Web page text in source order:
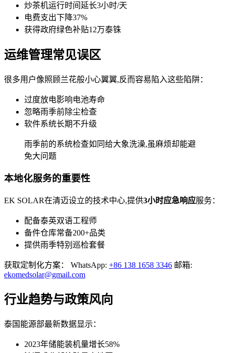
炒茶机运行时间延长3小时/天
电费支出下降37%
获得政府绿色补贴12万泰铢
运维管理常见误区
很多用户像照顾兰花般小心翼翼,反而容易陷入这些陷阱：
过度放电影响电池寿命
忽略雨季前除尘检查
软件系统长期不升级
雨季前的系统检查如同给大象洗澡,虽麻烦却能避
免大问题
本地化服务的重要性
EK SOLAR在清迈设立的技术中心,提供3小时应急响应服务：
配备泰英双语工程师
备件仓库常备200+品类
提供雨季特别巡检套餐
获取定制化方案： WhatsApp: +86 138 1658 3346 邮箱:
ekomedsolar@gmail.com
行业趋势与政策风向
泰国能源部最新数据显示：
2023年储能装机量增长58%